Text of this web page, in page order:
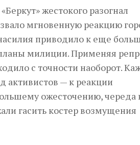
жестокого разогнал
мгновенную реакцию
приводило к еще
милиции. Применяя
с точности наоборот.
активистов — к реакции
ожесточению, череда
гасить костер возмущения